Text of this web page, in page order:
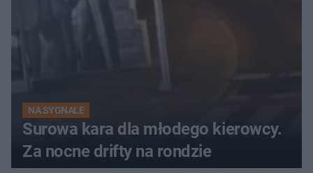
NA SYGNALE
Surowa kara dla młodego kierowcy.
Za nocne drifty na rondzie